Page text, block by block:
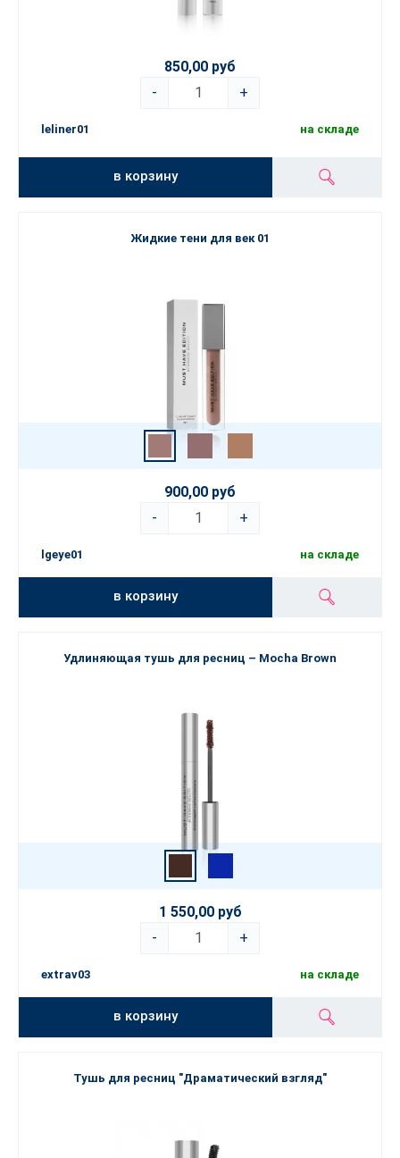
850,00 руб
-
+
leliner01 на складе
в корзину
Жидкие тени для век 01
900,00 руб
-
+
lgeye01 на складе
в корзину
Удлиняющая тушь для ресниц – Mocha Brown
1 550,00 руб
-
+
extrav03 на складе
в корзину
Тушь для ресниц "Драматический взгляд"